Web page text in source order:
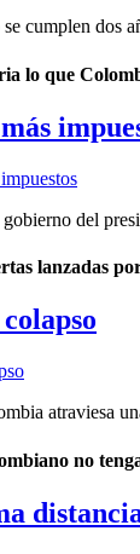
se cumplen dos
lo que
del
lanzadas
atraviesa
no